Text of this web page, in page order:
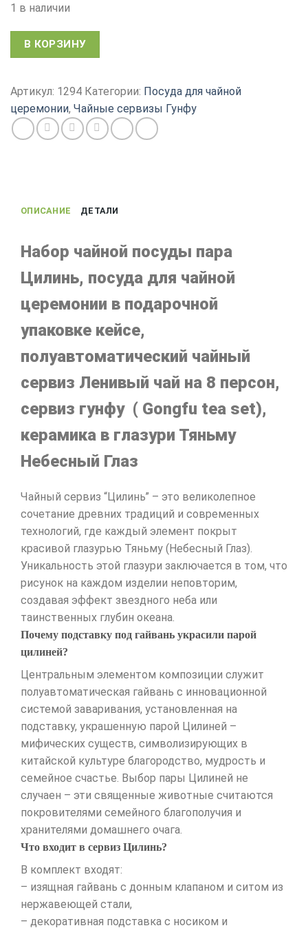
1 в наличии
В КОРЗИНУ
Артикул: 1294 Категории: Посуда для чайной
церемонии, Чайные сервизы Гунфу
ОПИСАНИЕ ДЕТАЛИ
Набор чайной посуды пара
Цилинь, посуда для чайной
церемонии в подарочной
упаковке кейсе,
полуавтоматический чайный
сервиз Ленивый чай на 8 персон,
сервиз гунфу ( Gongfu tea set),
керамика в глазури Тяньму
Небесный Глаз
Чайный сервиз “Цилинь” – это великолепное
сочетание древних традиций и современных
технологий, где каждый элемент покрыт
красивой глазурью Тяньму (Небесный Глаз).
Уникальность этой глазури заключается в том, что
рисунок на каждом изделии неповторим,
создавая эффект звездного неба или
таинственных глубин океана.
Почему подставку под гайвань украсили парой
цилиней?
Центральным элементом композиции служит
полуавтоматическая гайвань с инновационной
системой заваривания, установленная на
подставку, украшенную парой Цилиней –
мифических существ, символизирующих в
китайской культуре благородство, мудрость и
семейное счастье. Выбор пары Цилиней не
случаен – эти священные животные считаются
покровителями семейного благополучия и
хранителями домашнего очага.
Что входит в сервиз Цилинь?
В комплект входят:
– изящная гайвань с донным клапаном и ситом из
нержавеющей стали,
– декоративная подставка с носиком и